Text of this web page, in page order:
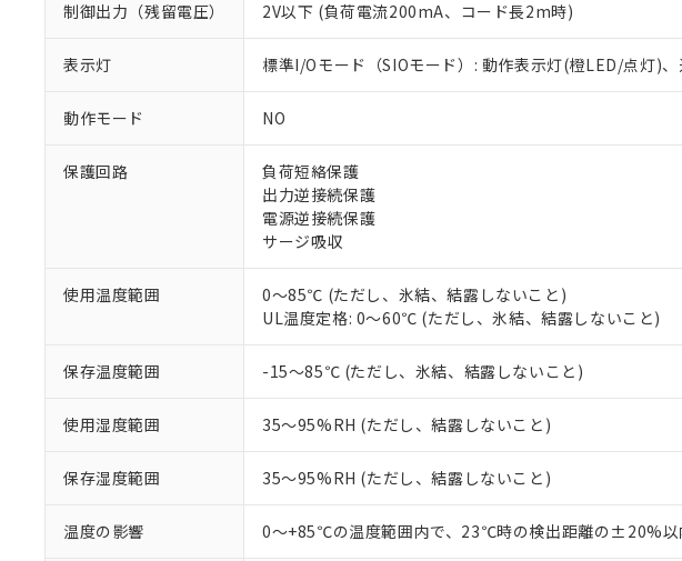
制御出力（残留電圧） 2V以下 (負荷電流200mA、コード長2m時)
表示灯 標準I/Oモード（SIOモード）: 動作表示灯(橙LED/点灯)
動作モード NO
保護回路
負荷短絡保護
出力逆接続保護
電源逆接続保護
サージ吸収
使用温度範囲
0～85℃ (ただし、氷結、結露しないこと)
UL温度定格: 0～60℃ (ただし、氷結、結露しないこと)
保存温度範囲 -15～85℃ (ただし、氷結、結露しないこと)
使用湿度範囲 35～95%RH (ただし、結露しないこと)
保存湿度範囲 35～95%RH (ただし、結露しないこと)
温度の影響 0～+85℃の温度範囲内で、23℃時の検出距離の±20%以
以下の条件をお読みいただき、同意のうえご
当社制御機器事業取扱商品の中には、
在庫状況および標準価格照会結果は、
のであり、閲覧された時点での実際の
正式な納期状況および標準価格はお
当社販売員にご相談ください。
在庫状況および標準価格結果を当社の
す。
マイパーツ機能（部品リスト作成サ
ている必要があります。
お客様が当ウェブサイト上で当社にご
対応済み：EU RoHS指令（10物質）の
対応予定：EU RoHS指令（10物質）の非含
対応予定なし：EU RoHS指令（10物質）
仕入先様の事情により、非含有部品として
があります。
*EU RoHS指令（10物質）：
フタル酸ビス(2-エチルヘキシル) (DEHP)(別名：DOP)
ル（DBP） 1000ppm以下、フタル酸ジイソブチル
但し、RoHS指令で産業用監視および制御機器に対する適
フタル酸エステル類の４物質については閾値を超える意
※2 対応予定月
部品在庫の切り替え状況などにより、予定
※3 非含有証明書ダウンロード
※1 中国RoHS○×表
「○」：最大均質材料含有率が中国RoHSの
「×」：最大均質材料含有率が中国RoHSの
Pb(鉛) :1000ppm、 Hg(水銀) : 1000ppm、 Cd(カドミウ
Cr(Ⅵ)(六価クロム) : 1000ppm、 PBBs(ポリ臭化ビフェ
DBP(フタル酸ジブチル) : 1000ppm、 DIBP(フタル酸ジ
DEHP(フタル酸ビス(2-エチルヘキシル)) : 1000ppm
※2 環境保護使用期限
「10」：通常の使用状況下において有害物
味します。
「－」：未確認です。当社販売部門へお問い
などの必要な手続きをとります。
当社は規制貨物を破棄する場合は、完
ます。
当社は貴社製品を、核兵器、ミサイル
置等に一切使用いたしません。
当社は、貴社製品を第三者に販売す
たしません。
一定数以上の在庫あり
△ 一定数には満たないが在庫あり
－
在庫なし(最新の在庫状況につい
白